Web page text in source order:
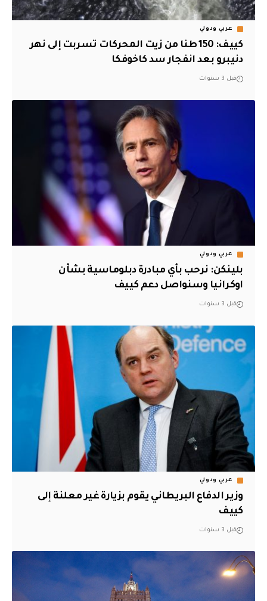
عربي ودولي
كييف: 150 طنا من زيت المحركات تسربت إلى نهر
دنيبرو بعد انفجار سد كاخوفكا
قبل 3 سنوات
عربي ودولي
بلينكن: نرحب بأي مبادرة دبلوماسية بشأن
اوكرانيا وسنواصل دعم كييف
قبل 3 سنوات
عربي ودولي
وزير الدفاع البريطاني يقوم بزيارة غير معلنة إلى
كييف
قبل 3 سنوات